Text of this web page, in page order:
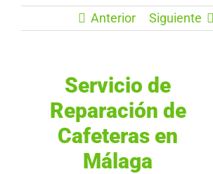
Anterior Siguiente
Servicio de
Reparación de
Cafeteras en
Málaga